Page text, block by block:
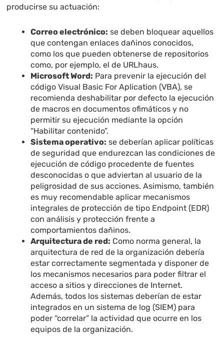
producirse su actuación:
Correo electrónico: se deben bloquear aquellos
que contengan enlaces dañinos conocidos,
como los que pueden obtenerse de repositorios
como, por ejemplo, el de URLhaus.
Microsoft Word: Para prevenir la ejecución del
código Visual Basic For Aplication (VBA), se
recomienda deshabilitar por defecto la ejecución
de macros en documentos ofimáticos y no
permitir su ejecución mediante la opción
“Habilitar contenido”.
Sistema operativo: se deberían aplicar políticas
de seguridad que endurezcan las condiciones de
ejecución de código procedente de fuentes
desconocidas o que adviertan al usuario de la
peligrosidad de sus acciones. Asimismo, también
es muy recomendable aplicar mecanismos
integrales de protección de tipo Endpoint (EDR)
con análisis y protección frente a
comportamientos dañinos.
Arquitectura de red: Como norma general, la
arquitectura de red de la organización debería
estar correctamente segmentada y disponer de
los mecanismos necesarios para poder filtrar el
acceso a sitios y direcciones de Internet.
Además, todos los sistemas deberían de estar
integrados en un sistema de log (SIEM) para
poder “correlar” la actividad que ocurre en los
equipos de la organización.